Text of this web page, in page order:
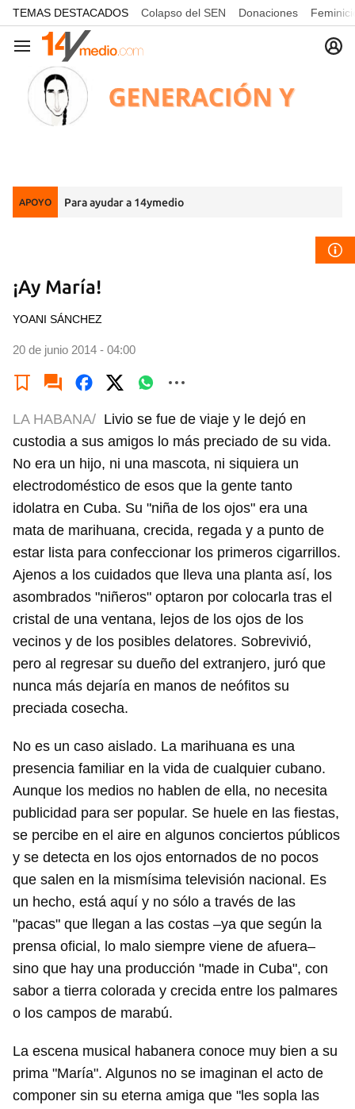
common.go-to-content
TEMAS DESTACADOS Colapso del SEN Donaciones
Navegación
APOYO Para ayudar a 14ymedio
¡Ay María!
YOANI SÁNCHEZ
20 de junio 2014 - 04:00
LA HABANA/ Livio se fue de viaje y le dejó en
custodia a sus amigos lo más preciado de su vida.
No era un hijo, ni una mascota, ni siquiera un
electrodoméstico de esos que la gente tanto
idolatra en Cuba. Su "niña de los ojos" era una
mata de marihuana, crecida, regada y a punto de
estar lista para confeccionar los primeros cigarrillos.
Ajenos a los cuidados que lleva una planta así, los
asombrados "niñeros" optaron por colocarla tras el
cristal de una ventana, lejos de los ojos de los
vecinos y de los posibles delatores. Sobrevivió,
pero al regresar su dueño del extranjero, juró que
nunca más dejaría en manos de neófitos su
preciada cosecha.
No es un caso aislado. La marihuana es una
presencia familiar en la vida de cualquier cubano.
Aunque los medios no hablen de ella, no necesita
publicidad para ser popular. Se huele en las fiestas,
se percibe en el aire en algunos conciertos públicos
y se detecta en los ojos entornados de no pocos
que salen en la mismísima televisión nacional. Es
un hecho, está aquí y no sólo a través de las
"pacas" que llegan a las costas –ya que según la
prensa oficial, lo malo siempre viene de afuera–
sino que hay una producción "made in Cuba", con
sabor a tierra colorada y crecida entre los palmares
o los campos de marabú.
La escena musical habanera conoce muy bien a su
prima "María". Algunos no se imaginan el acto de
componer sin su eterna amiga que "les sopla las